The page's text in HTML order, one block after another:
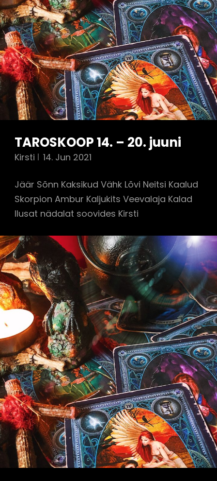
TAROSKOOP 14. – 20. juuni
Kirsti 14. Jun 2021
Jäär Sõnn Kaksikud Vähk Lõvi Neitsi Kaalud
Skorpion Ambur Kaljukits Veevalaja Kalad
Ilusat nädalat soovides Kirsti